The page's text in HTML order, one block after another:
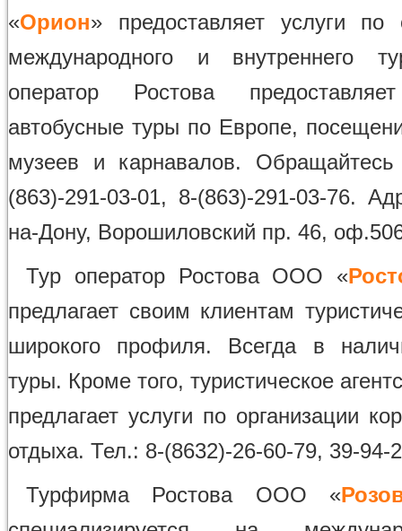
«Орион» предоставляет услуги по
международного и внутреннего
оператор Ростова
автобусные туры по Европе,
музеев и карнавалов.
(863)-291-03-01, 8-(863)-291-03-76.
на-Дону, Ворошиловский пр. 46,
Тур оператор Ростова ООО «
предлагает своим клиентам
широкого профиля. Всегда в
туры. Кроме того, туристическое
предлагает услуги по организации
отдыха. Тел.: 8-(8632)-26-60-79, 39-94-
Турфирма Ростова ООО «